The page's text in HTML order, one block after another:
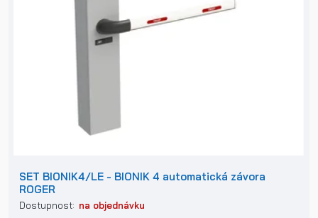
SET BIONIK4/LE - BIONIK 4 automatická závora
ROGER
Dostupnost: na objednávku